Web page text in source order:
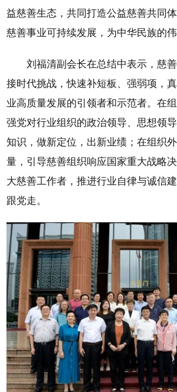
益慈善生态，共同打造公益慈善共同
慈善事业可持续发展，为中华民族的伟
刘福清副会长在总结中表示，慈
接时代挑战，快速补短板、强弱项，
业高质量发展的引领者和示范者。在
强党对行业组织的政治领导、思想领
知识，做新定位，出新业绩；在组织
量，引导慈善组织响应国家重大战略
大慈善工作者，推进行业自律与诚信
跟党走。